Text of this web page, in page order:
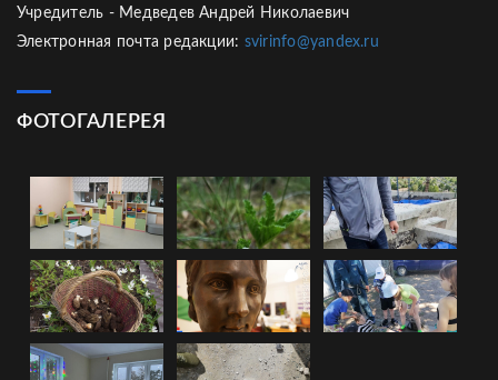
Учредитель - Медведев Андрей Николаевич
Электронная почта редакции: svirinfo@yandex.ru
ФОТОГАЛЕРЕЯ